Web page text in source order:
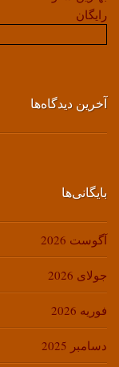
رایگان
آخرین دیدگاه‌ها
بایگانی‌ها
آگوست 2026
جولای 2026
فوریه 2026
دسامبر 2025